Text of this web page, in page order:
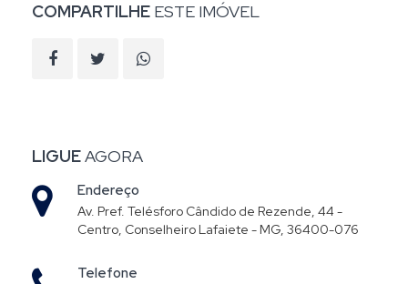
COMPARTILHE ESTE IMÓVEL
LIGUEAGORA
Endereço
Av. Pref. Telésforo Cândido de Rezende, 44 -
Centro, Conselheiro Lafaiete - MG, 36400-076
Telefone